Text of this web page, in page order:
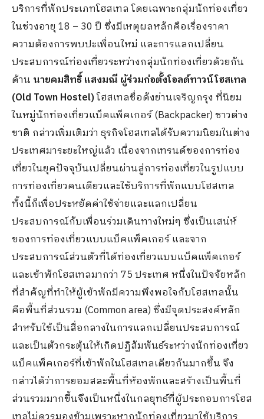
บริการที่พักประเภทโฮสเทล โดยเฉพาะกลุ่มนักท่องเที่ยว
ในช่วงอายุ 18 – 30 ปี ซึ่งมีเหตุผลหลักคือเรื่องราคา
ความต้องการพบปะเพื่อนใหม่ และการแลกเปลี่ยน
ประสบการณ์ท่องเที่ยวระหว่างกลุ่มนักท่องเที่ยวด้วยกัน
ด้าน นายคมสิทธิ์ แสงมณี ผู้ร่วมก่อตั้งโอลด์ทาวน์โฮสเทล
(Old Town Hostel)โฮสเทลชื่อดังย่านเจริญกรุง ที่นิยม
ในหมู่นักท่องเที่ยวแบ็คแพ็คเกอร์ (Backpacker) ชาวต่าง
ชาติ กล่าวเพิ่มเติมว่า ธุรกิจโฮสเทลได้รับความนิยมในต่าง
ประเทศมาระยะใหญ่แล้ว เนื่องจากเทรนด์ของการท่อง
เที่ยวในยุคปัจจุบันเปลี่ยนผ่านสู่การท่องเที่ยวในรูปแบบ
การท่องเที่ยวคนเดียวและใช้บริการที่พักแบบโฮสเทล
ทั้งนี้ก็เพื่อประหยัดค่าใช้จ่ายและแลกเปลี่ยน
ประสบการณ์กับเพื่อนร่วมเดินทางใหม่ๆ ซึ่งเป็นเสน่ห์
ของการท่องเที่ยวแบบแบ็คแพ็คเกอร์ และจาก
ประสบการณ์ส่วนตัวที่ได้ท่องเที่ยวแบบแบ็คแพ็คเกอร์
และเข้าพักโฮสเทลมากว่า 75 ประเทศ หนึ่งในปัจจัยหลัก
ที่สำคัญที่ทำให้ผู้เข้าพักมีความพึงพอใจกับโฮสเทลนั้น
คือพื้นที่ส่วนรวม (Common area) ซึ่งมีจุดประสงค์หลัก
สำหรับใช้เป็นสื่อกลางในการแลกเปลี่ยนประสบการณ์
และเป็นตัวกระตุ้นให้เกิดปฏิสัมพันธ์ระหว่างนักท่องเที่ยว
แบ็คแพ็คเกอร์ที่เข้าพักในโฮสเทลเดียวกันมากขึ้น จึง
กล่าวได้ว่าการยอมสละพื้นที่ห้องพักและสร้างเป็นพื้นที่
ส่วนรวมมากขึ้นจึงเป็นหนึ่งในกลยุทธ์ที่ผู้ประกอบการโฮส